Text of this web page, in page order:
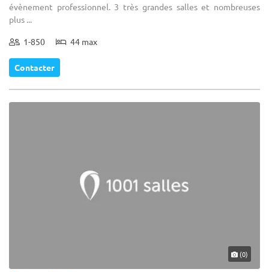
évènement professionnel. 3 très grandes salles et nombreuses
plus ...
1-850 44 max
Contacter
(0)